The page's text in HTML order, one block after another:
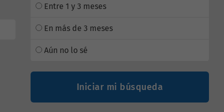
Entre 1 y 3 meses
En más de 3 meses
Aún no lo sé
Iniciar mi búsqueda